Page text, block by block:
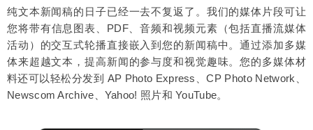
纯文本新闻稿的日子已经一去不复返了。我们的媒体片段可让
您将带有信息图表、PDF、音频和视频元素（包括直播流媒体
活动）的交互式轮播直接嵌入到您的新闻稿中。通过添加多媒
体来超越文本，提高新闻的参与度和视觉趣味。您的多媒体材
料还可以轻松分发到 AP Photo Express、CP Photo Network、
Newscom Archive、Yahoo! 照片和 YouTube。